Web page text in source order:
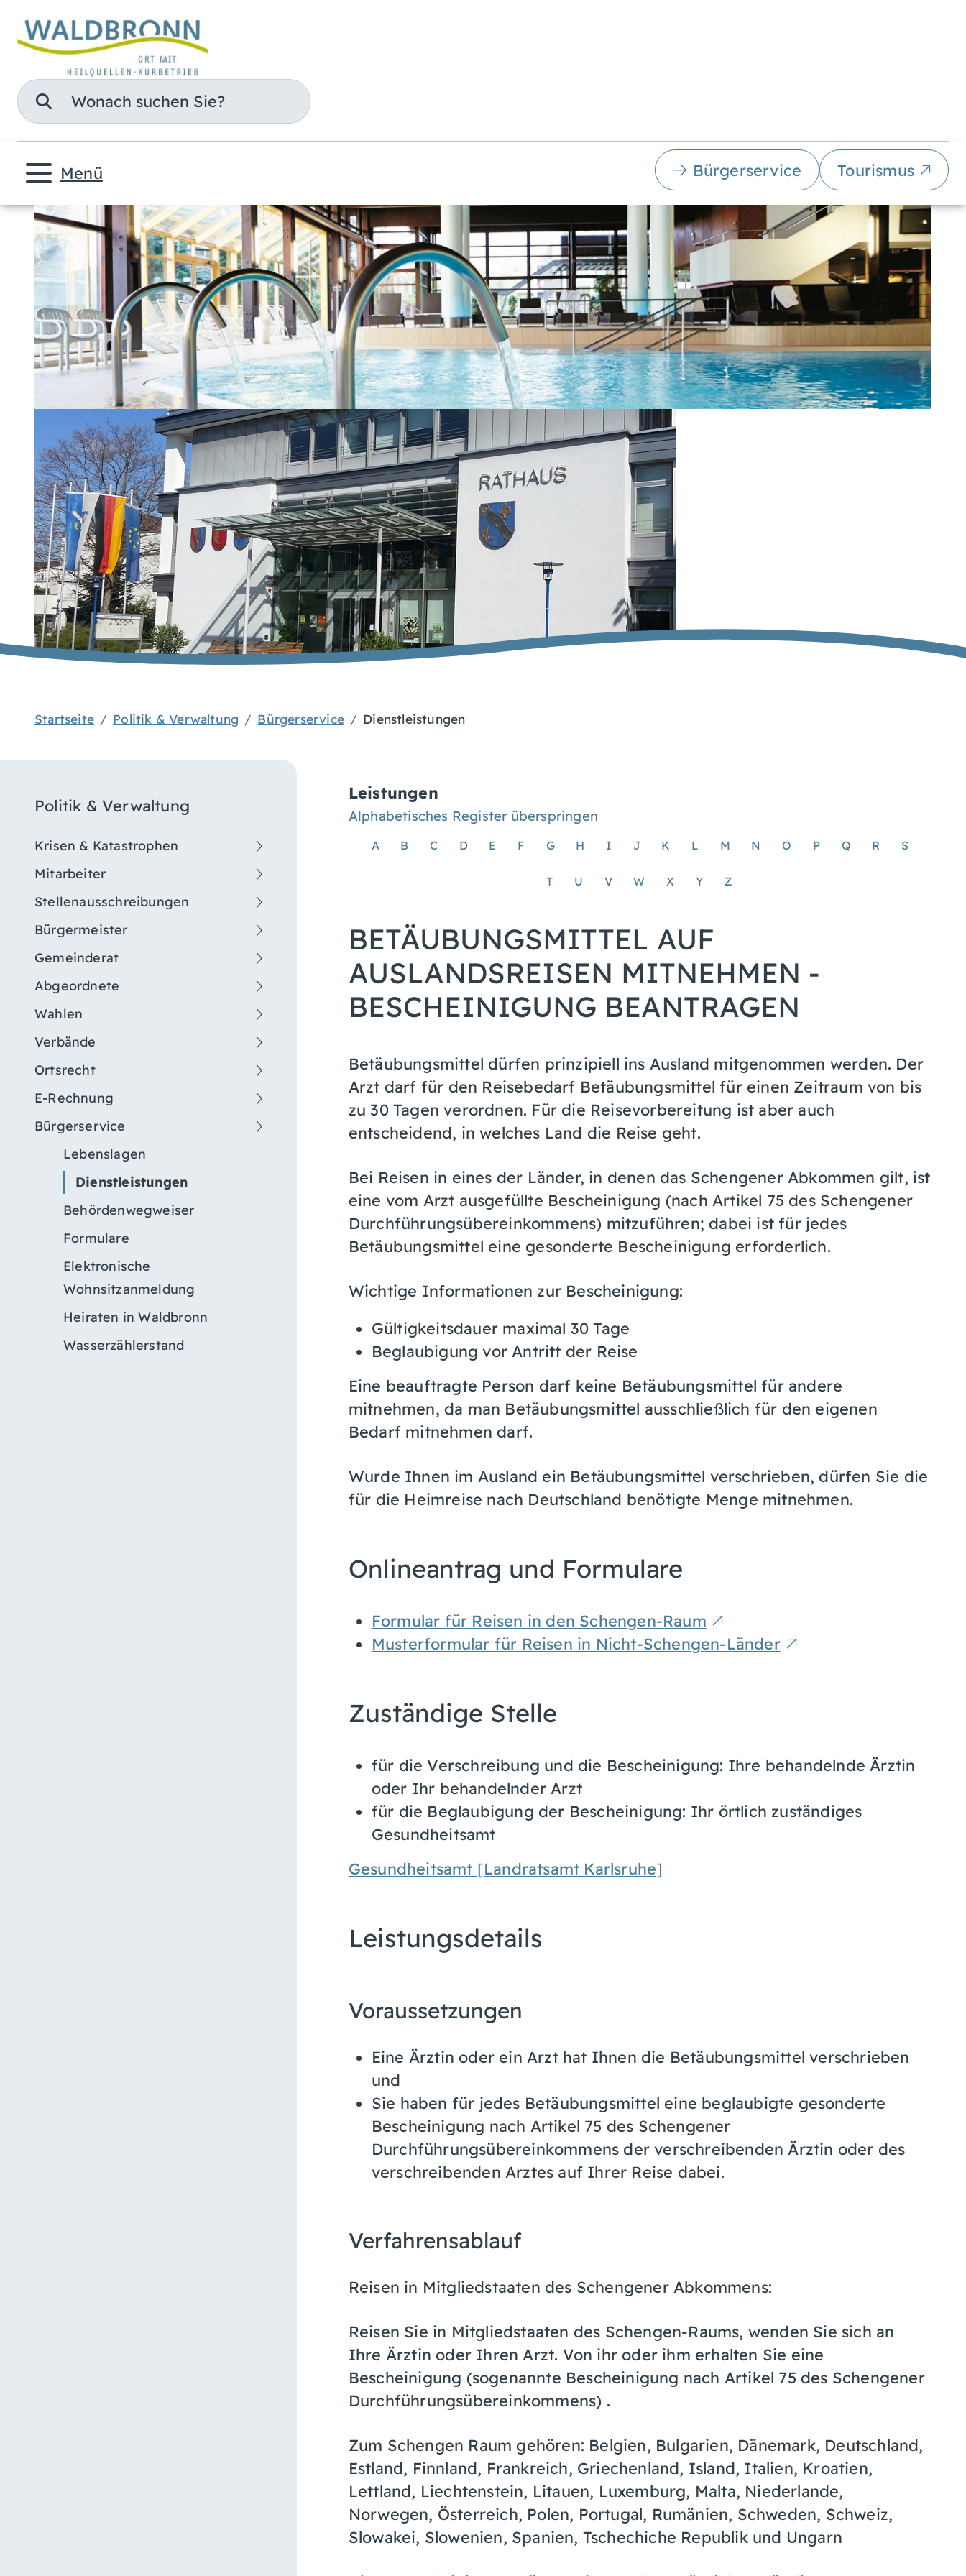
Suche
Menü Bürgerservice Tourismus
Startseite Politik & Verwaltung Bürgerservice Dienstleistungen
Politik & Verwaltung
Krisen & Katastrophen
Mitarbeiter
Stellenausschreibungen
Bürgermeister
Gemeinderat
Abgeordnete
Wahlen
Verbände
Ortsrecht
E-Rechnung
Bürgerservice
Lebenslagen
Dienstleistungen
Behördenwegweiser
Formulare
Elektronische
Wohnsitzanmeldung
Heiraten in Waldbronn
Wasserzählerstand
Leistungen
Alphabetisches Register überspringen
A B C D E F G H I J K L M N O P Q R S
T U V W X Y Z
BETÄUBUNGSMITTEL AUF
AUSLANDSREISEN MITNEHMEN -
BESCHEINIGUNG BEANTRAGEN
Betäubungsmittel dürfen prinzipiell ins Ausland mitgenommen werden. Der
Arzt darf für den Reisebedarf Betäubungsmittel für einen Zeitraum von bis
zu 30 Tagen verordnen. Für die Reisevorbereitung ist aber auch
entscheidend, in welches Land die Reise geht.
Bei Reisen in eines der Länder, in denen das Schengener Abkommen gilt, ist
eine vom Arzt ausgefüllte Bescheinigung (nach Artikel 75 des Schengener
Durchführungsübereinkommens) mitzuführen; dabei ist für jedes
Betäubungsmittel eine gesonderte Bescheinigung erforderlich.
Wichtige Informationen zur Bescheinigung:
Gültigkeitsdauer maximal 30 Tage
Beglaubigung vor Antritt der Reise
Eine beauftragte Person darf keine Betäubungsmittel für andere
mitnehmen, da man Betäubungsmittel ausschließlich für den eigenen
Bedarf mitnehmen darf.
Wurde Ihnen im Ausland ein Betäubungsmittel verschrieben, dürfen Sie die
für die Heimreise nach Deutschland benötigte Menge mitnehmen.
Onlineantrag und Formulare
Formular für Reisen in den Schengen-Raum
Musterformular für Reisen in Nicht-Schengen-Länder
Zuständige Stelle
für die Verschreibung und die Bescheinigung: Ihre behandelnde Ärztin
oder Ihr behandelnder Arzt
für die Beglaubigung der Bescheinigung: Ihr örtlich zuständiges
Gesundheitsamt
Gesundheitsamt [Landratsamt Karlsruhe]
Leistungsdetails
Voraussetzungen
Eine Ärztin oder ein Arzt hat Ihnen die Betäubungsmittel verschrieben
und
Sie haben für jedes Betäubungsmittel eine beglaubigte gesonderte
Bescheinigung nach Artikel 75 des Schengener
Durchführungsübereinkommens der verschreibenden Ärztin oder des
verschreibenden Arztes auf Ihrer Reise dabei.
Verfahrensablauf
Reisen in Mitgliedstaaten des Schengener Abkommens:
Reisen Sie in Mitgliedstaaten des Schengen-Raums, wenden Sie sich an
Ihre Ärztin oder Ihren Arzt. Von ihr oder ihm erhalten Sie eine
Bescheinigung (sogenannte Bescheinigung nach Artikel 75 des Schengener
Durchführungsübereinkommens) .
Zum Schengen Raum gehören: Belgien, Bulgarien, Dänemark, Deutschland,
Estland, Finnland, Frankreich, Griechenland, Island, Italien, Kroatien,
Lettland, Liechtenstein, Litauen, Luxemburg, Malta, Niederlande,
Norwegen, Österreich, Polen, Portugal, Rumänien, Schweden, Schweiz,
Slowakei, Slowenien, Spanien, Tschechiche Republik und Ungarn